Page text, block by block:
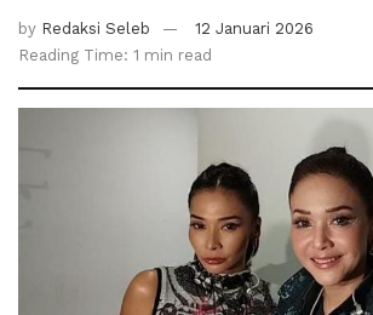
by Redaksi Seleb
12 Januari 2026
Reading Time: 1 min read